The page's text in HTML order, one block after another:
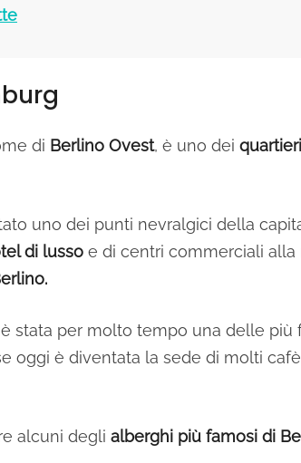
di Berlino Ovest, è uno dei quartieri
uno dei punti nevralgici della
di lusso e di centri commerciali alla
è stata per molto tempo una delle più
oggi è diventata la sede di molti
alcuni degli alberghi più famosi di